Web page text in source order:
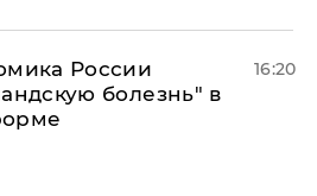
России
болезнь" в
16:20